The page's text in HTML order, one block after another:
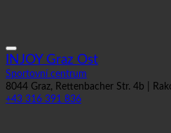
INJOY Graz Ost
Sportovní centrum
8044 Graz, Rettenbacher Str. 4b |
+43 316 391 836